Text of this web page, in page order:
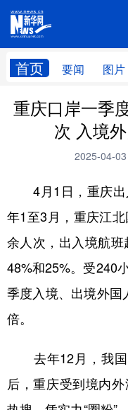
首页 要闻 图片
重庆口岸一季
次 入境
2025-04-
4月1日，重庆出
年1至3月，重庆江
余人次，出入境航
48%和25%。受240
季度入境、出境外
倍。
去年12月，我国
后，重庆受到境内